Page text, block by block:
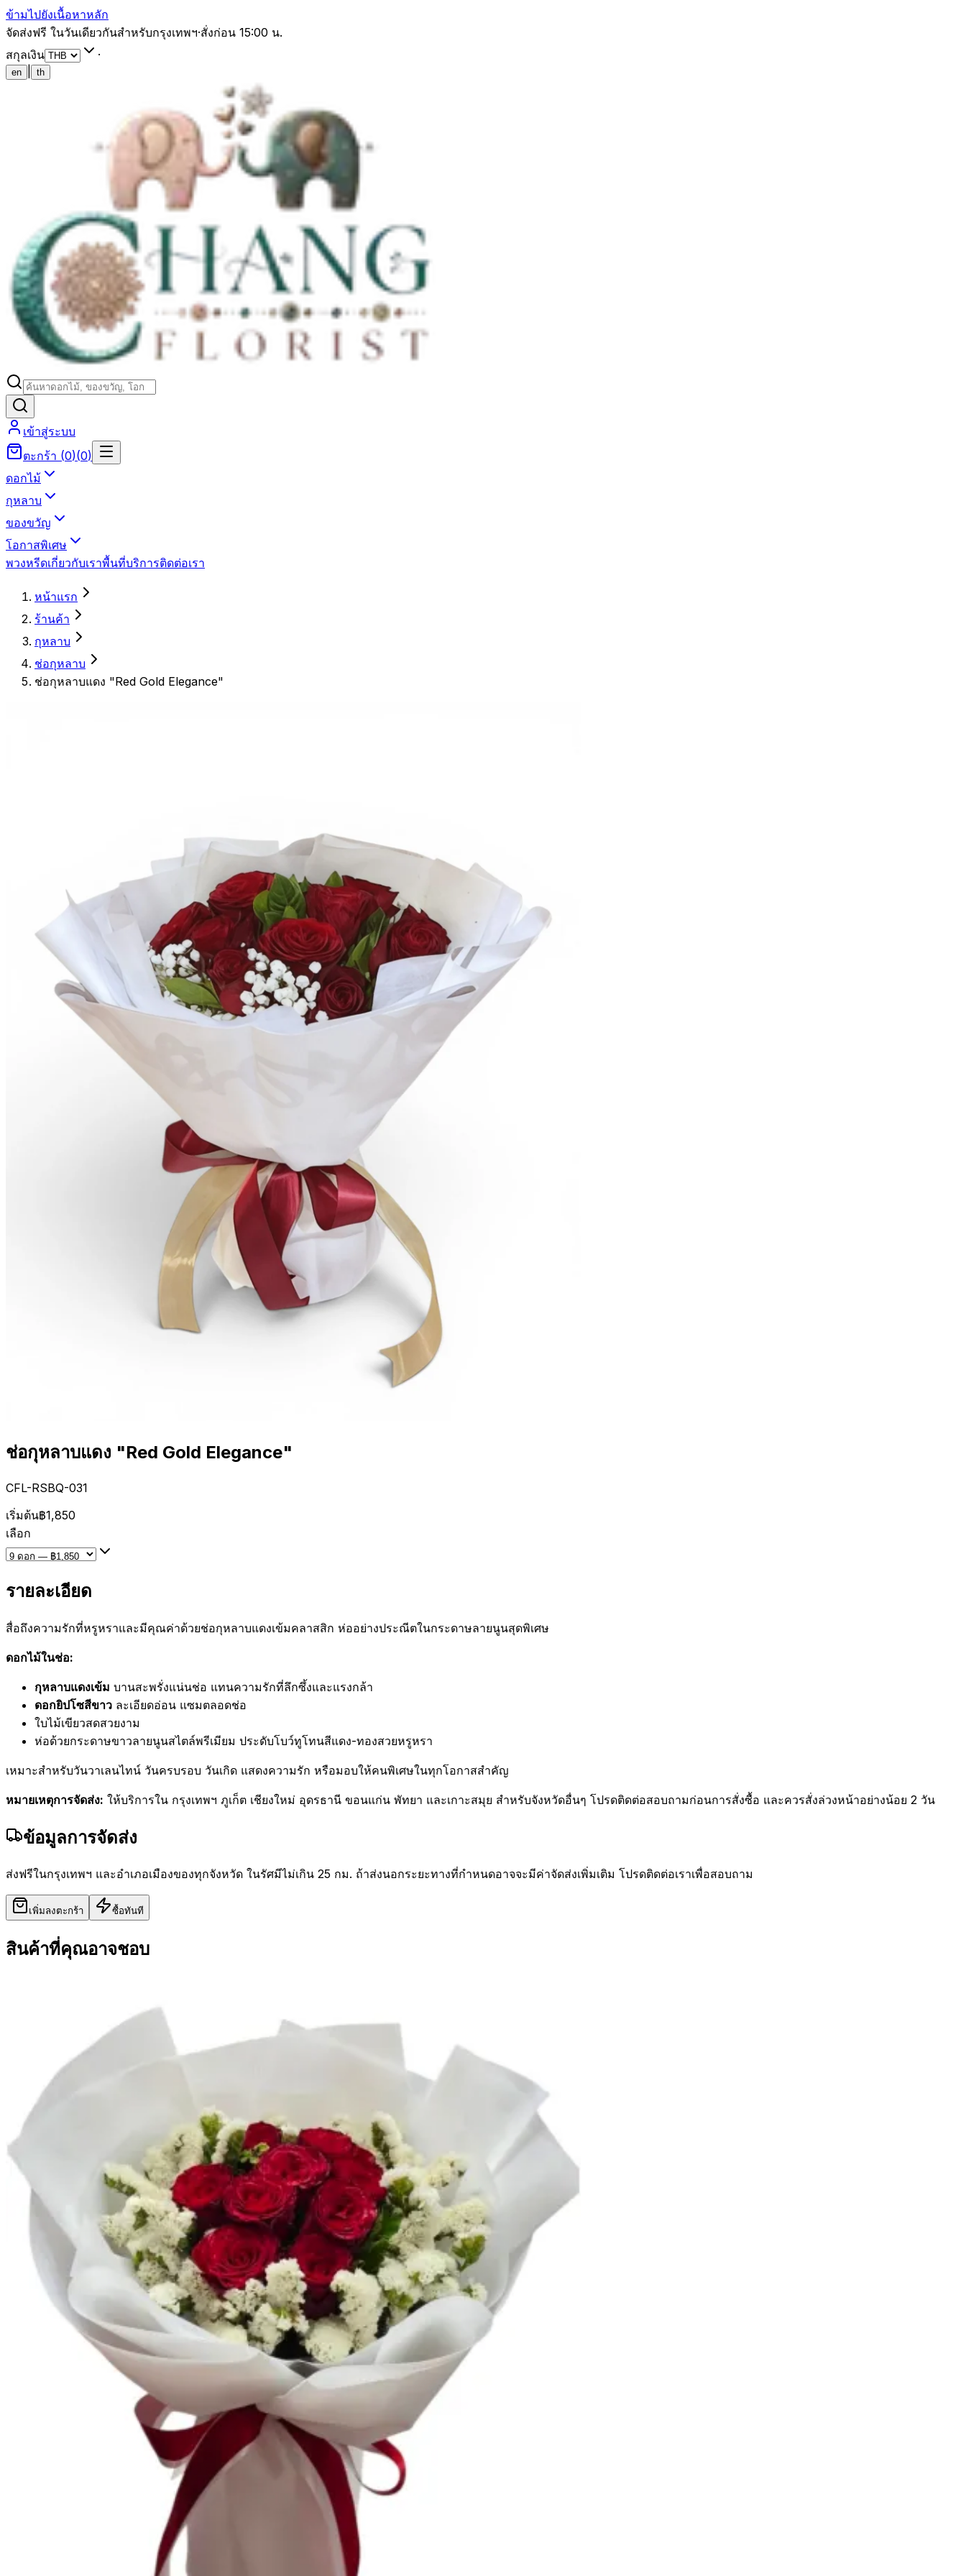
ข้ามไปยังเนื้อหาหลัก
จัดส่งฟรี ในวันเดียวกันสำหรับกรุงเทพฯ·สั่งก่อน 15:00 น.
สกุลเงิน
·
en th
เข้าสู่ระบบ
ตะกร้า (0)(0)
ดอกไม้
กุหลาบ
ของขวัญ
โอกาสพิเศษ
พวงหรีดเกี่ยวกับเราพื้นที่บริการติดต่อเรา
หน้าแรก
ร้านค้า
กุหลาบ
ช่อกุหลาบ
ช่อกุหลาบแดง "Red Gold Elegance"
ช่อกุหลาบแดง "Red Gold Elegance"
CFL-RSBQ-031
เริ่มต้น฿1,850
เลือก
รายละเอียด
สื่อถึงความรักที่หรูหราและมีคุณค่าด้วยช่อกุหลาบแดงเข้มคลาสสิก ห่ออย่างประณีตในกระดาษลายนูนสุดพิเศษ
ดอกไม้ในช่อ:
กุหลาบแดงเข้ม บานสะพรั่งแน่นช่อ แทนความรักที่ลึกซึ้งและแรงกล้า
ดอกยิปโซสีขาว ละเอียดอ่อน แซมตลอดช่อ
ใบไม้เขียวสดสวยงาม
ห่อด้วยกระดาษขาวลายนูนสไตล์พรีเมียม ประดับโบว์ทูโทนสีแดง-ทองสวยหรูหรา
เหมาะสำหรับวันวาเลนไทน์ วันครบรอบ วันเกิด แสดงความรัก หรือมอบให้คนพิเศษในทุกโอกาสสำคัญ
หมายเหตุการจัดส่ง: ให้บริการใน กรุงเทพฯ ภูเก็ต เชียงใหม่ อุดรธานี ขอนแก่น พัทยา และเกาะสมุย สำหรับจังหวัดอื่นๆ โปรดติดต่อสอบถามก่อนการสั่งซื้อ และควรสั่งล่วงหน้าอย่างน้อย 2 วัน
ข้อมูลการจัดส่ง
ส่งฟรีในกรุงเทพฯ และอำเภอเมืองของทุกจังหวัด ในรัศมีไม่เกิน 25 กม. ถ้าส่งนอกระยะทางที่กำหนดอาจจะมีค่าจัดส่งเพิ่มเติม โปรดติดต่อเราเพื่อสอบถาม
เพิ่มลงตะกร้า ซื้อทันที
สินค้าที่คุณอาจชอบ